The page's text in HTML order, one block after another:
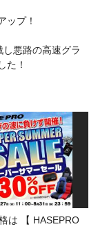
ップ！
悪路の高速グラ
た！
は 【 HASEPRO